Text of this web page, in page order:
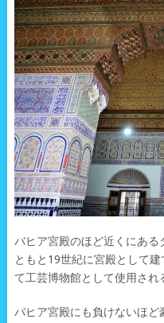
バヒア宮殿のほど近くにある
ともと19世紀に宮殿として
て工芸博物館として使用され
バヒア宮殿にも負けないほ